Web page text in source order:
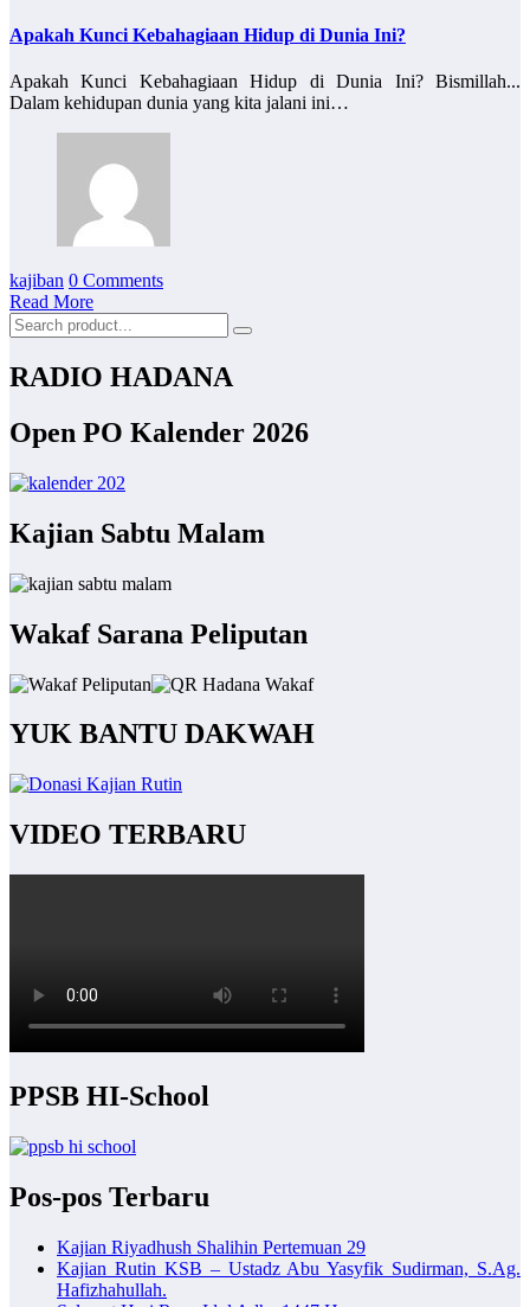
Apakah Kunci Kebahagiaan Hidup di Dunia Ini?
Apakah Kunci Kebahagiaan Hidup di Dunia Ini? Bismillah...
Dalam kehidupan dunia yang kita jalani ini…
kajiban 0 Comments
Read More
RADIO HADANA
Open PO Kalender 2026
Kajian Sabtu Malam
Wakaf Sarana Peliputan
YUK BANTU DAKWAH
VIDEO TERBARU
PPSB HI-School
Pos-pos Terbaru
Kajian Riyadhush Shalihin Pertemuan 29
Kajian Rutin KSB – Ustadz Abu Yasyfik Sudirman, S.Ag.
Hafizhahullah.